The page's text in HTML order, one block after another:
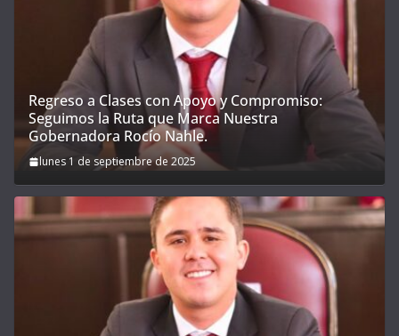
Regreso a Clases con Apoyo y Compromiso:
Seguimos la Ruta que Marca Nuestra
Gobernadora Rocío Nahle.
lunes 1 de septiembre de 2025